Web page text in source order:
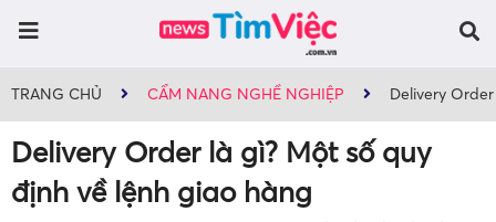
TRANG CHỦ CẨM NANG NGHỀ NGHIỆP Delivery
Delivery Order là gì? Một số quy
định về lệnh giao hàng